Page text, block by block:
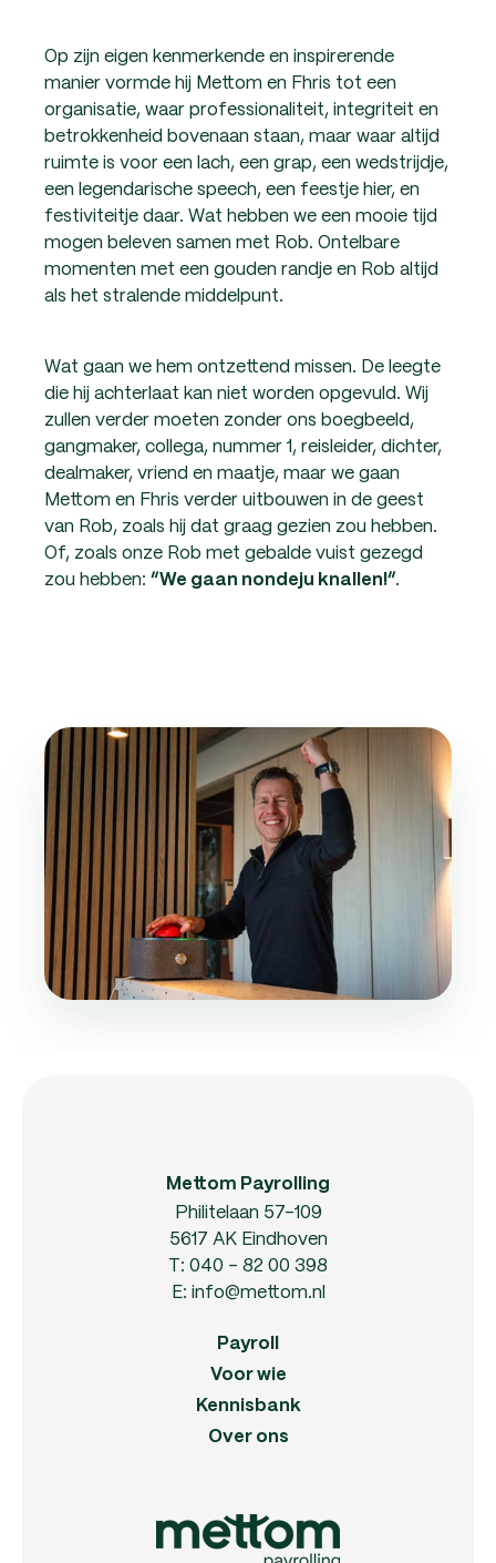
Op zijn eigen kenmerkende en inspirerende
manier vormde hij Mettom en Fhris tot een
organisatie, waar professionaliteit, integriteit en
betrokkenheid bovenaan staan, maar waar altijd
ruimte is voor een lach, een grap, een wedstrijdje,
een legendarische speech, een feestje hier, en
festiviteitje daar. Wat hebben we een mooie tijd
mogen beleven samen met Rob. Ontelbare
momenten met een gouden randje en Rob altijd
als het stralende middelpunt.
Wat gaan we hem ontzettend missen. De leegte
die hij achterlaat kan niet worden opgevuld. Wij
zullen verder moeten zonder ons boegbeeld,
gangmaker, collega, nummer 1, reisleider, dichter,
dealmaker, vriend en maatje, maar we gaan
Mettom en Fhris verder uitbouwen in de geest
van Rob, zoals hij dat graag gezien zou hebben.
Of, zoals onze Rob met gebalde vuist gezegd
zou hebben: “We gaan nondeju knallen!”.
Mettom Payrolling
Philitelaan 57-109
5617 AK Eindhoven
T: 040 - 82 00 398
E: info@mettom.nl
Payroll
Voor wie
Kennisbank
Over ons